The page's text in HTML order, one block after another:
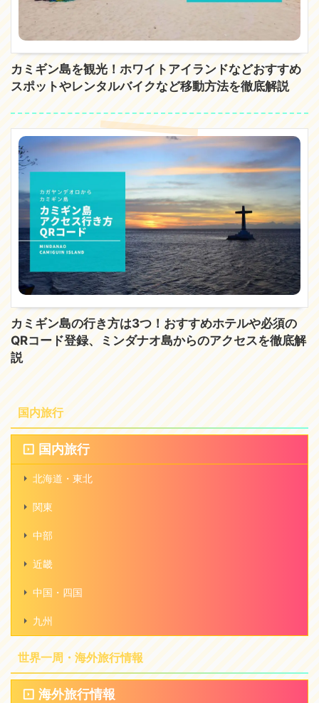
カミギン島を観光！ホワイトアイランドなどおすすめ
スポットやレンタルバイクなど移動方法を徹底解説
カミギン島の行き方は3つ！おすすめホテルや必須の
QRコード登録、ミンダナオ島からのアクセスを徹底解
説
国内旅行
国内旅行
北海道・東北
関東
中部
近畿
中国・四国
九州
世界一周・海外旅行情報
海外旅行情報